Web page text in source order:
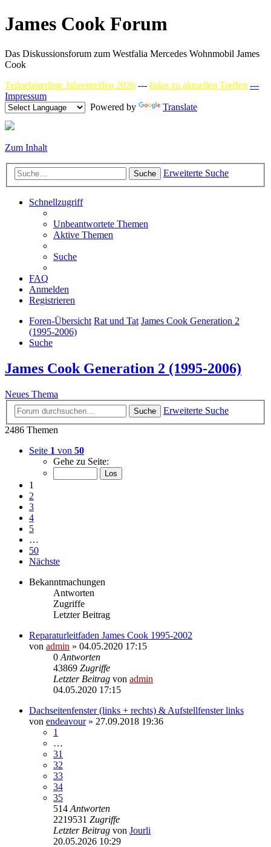
James Cook Forum
Das Diskussionsforum zum Westfalia Mercedes Wohnmobil James
Cook
Teilnehmerliste Jahrestreffen 2026 --- Infos zu aktuellen Treffen ---
Impressum
Powered by
Translate
Zum Inhalt
Suche Erweiterte Suche
Schnellzugriff
Unbeantwortete Themen
Aktive Themen
Suche
FAQ
Anmelden
Registrieren
Foren-Übersicht Rat und Tat James Cook Generation 2
(1995-2006)
Suche
James Cook Generation 2 (1995-2006)
Neues Thema
Suche
Erweiterte Suche
2486 Themen
Seite 1 von 50
Gehe zu Seite:
1
2
3
4
5
…
50
Nächste
Bekanntmachungen
Antworten
Zugriffe
Letzter Beitrag
Reparaturleitfaden James Cook 1995-2002
von admin » 04.05.2020 17:15
0 Antworten
43869 Zugriffe
Letzter Beitrag von admin
04.05.2020 17:15
Dachseitenfenster (links + rechts) & Aufstellfenster links
von endeavour» 27.09.2018 19:36
1
…
31
32
33
34
35
514 Antworten
2219531 Zugriffe
Letzter Beitrag von Jourli
20.05.2026 10:29